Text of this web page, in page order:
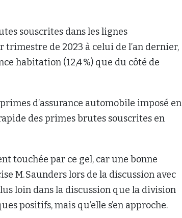
souscrites dans les lignes
de 2023 à celui de l’an dernier,
habitation (12,4 %) que du côté de
d’assurance automobile imposé en
des primes brutes souscrites en
touchée par ce gel, car une bonne
M. Saunders lors de la discussion avec
loin dans la discussion que la division
positifs, mais qu’elle s’en approche.